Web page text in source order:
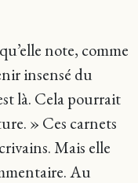
note, comme
insensé du
là. Cela pourrait
» Ces carnets
Mais elle
Au